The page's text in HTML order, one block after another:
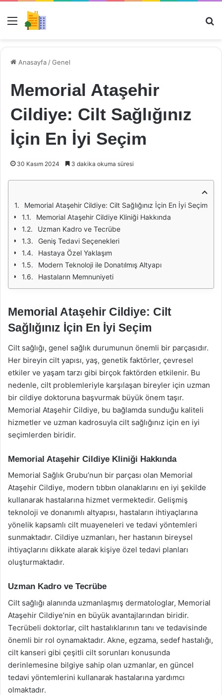
Menü
Anasayfa /Genel
Memorial Ataşehir
Cildiye: Cilt Sağlığınız
İçin En İyi Seçim
30 Kasım 2024 3 dakika okuma süresi
Memorial Ataşehir Cildiye: Cilt Sağlığınız İçin En İyi Seçim
Memorial Ataşehir Cildiye Kliniği Hakkında
Uzman Kadro ve Tecrübe
Geniş Tedavi Seçenekleri
Hastaya Özel Yaklaşım
Modern Teknoloji ile Donatılmış Altyapı
Hastaların Memnuniyeti
Memorial Ataşehir Cildiye: Cilt
Sağlığınız İçin En İyi Seçim
Cilt sağlığı, genel sağlık durumunun önemli bir parçasıdır.
Her bireyin cilt yapısı, yaş, genetik faktörler, çevresel
etkiler ve yaşam tarzı gibi birçok faktörden etkilenir. Bu
nedenle, cilt problemleriyle karşılaşan bireyler için uzman
bir cildiye doktoruna başvurmak büyük önem taşır.
Memorial Ataşehir Cildiye, bu bağlamda sunduğu kaliteli
hizmetler ve uzman kadrosuyla cilt sağlığınız için en iyi
seçimlerden biridir.
Memorial Ataşehir Cildiye Kliniği Hakkında
Memorial Sağlık Grubu’nun bir parçası olan Memorial
Ataşehir Cildiye, modern tıbbın olanaklarını en iyi şekilde
kullanarak hastalarına hizmet vermektedir. Gelişmiş
teknoloji ve donanımlı altyapısı, hastaların ihtiyaçlarına
yönelik kapsamlı cilt muayeneleri ve tedavi yöntemleri
sunmaktadır. Cildiye uzmanları, her hastanın bireysel
ihtiyaçlarını dikkate alarak kişiye özel tedavi planları
oluşturmaktadır.
Uzman Kadro ve Tecrübe
Cilt sağlığı alanında uzmanlaşmış dermatologlar, Memorial
Ataşehir Cildiye’nin en büyük avantajlarından biridir.
Tecrübeli doktorlar, cilt hastalıklarının tanı ve tedavisinde
önemli bir rol oynamaktadır. Akne, egzama, sedef hastalığı,
cilt kanseri gibi çeşitli cilt sorunları konusunda
derinlemesine bilgiye sahip olan uzmanlar, en güncel
tedavi yöntemlerini kullanarak hastalarına yardımcı
olmaktadır.